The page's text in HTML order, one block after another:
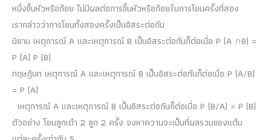
หนึ่งขึ้นหัวหรือก้อย ไม่มีผลต่อการขึ้นหัวหรือก้อยในการโยนครั้งที่สอง
เรากล่าวว่าการโยนทั้งสองครั้งเป็นอิสระต่อกัน
นิยาม เหตุการณ์ A และเหตุการณ์ B เป็นอิสระต่อกันก็ต่อเมื่อ P (A ∩B) =
P (A) P (B)
ทฤษฎีบท เหตุการณ์ A และเหตุการณ์ B เป็นอิสระต่อกันก็ต่อเมื่อ P (A/B)
= P (A)
เหตุการณ์ A และเหตุการณ์ B เป็นอิสระต่อกันก็ต่อเมื่อ P (B/A) = P (B)
ตัวอย่าง โยนลูกเต๋า 2 ลูก 2 ครั้ง จงหาความจะเป็นที่ผลรวมของแต้ม